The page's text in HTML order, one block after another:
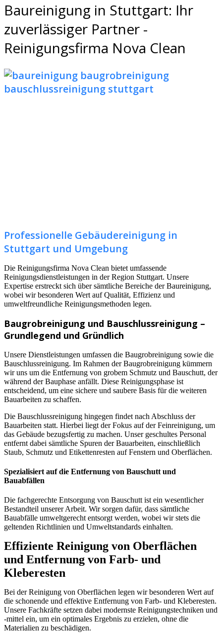
Baureinigung in Stuttgart: Ihr
zuverlässiger Partner -
Reinigungsfirma Nova Clean
Professionelle Gebäudereinigung in
Stuttgart und Umgebung
Die Reinigungsfirma Nova Clean bietet umfassende
Reinigungsdienstleistungen in der Region Stuttgart. Unsere
Expertise erstreckt sich über sämtliche Bereiche der Baureinigung,
wobei wir besonderen Wert auf Qualität, Effizienz und
umweltfreundliche Reinigungsmethoden legen.
Baugrobreinigung und Bauschlussreinigung –
Grundlegend und Gründlich
Unsere Dienstleistungen umfassen die Baugrobreinigung sowie die
Bauschlussreinigung. Im Rahmen der Baugrobreinigung kümmern
wir uns um die Entfernung von grobem Schmutz und Bauschutt, der
während der Bauphase anfällt. Diese Reinigungsphase ist
entscheidend, um eine sichere und saubere Basis für die weiteren
Bauarbeiten zu schaffen.
Die Bauschlussreinigung hingegen findet nach Abschluss der
Bauarbeiten statt. Hierbei liegt der Fokus auf der Feinreinigung, um
das Gebäude bezugsfertig zu machen. Unser geschultes Personal
entfernt dabei sämtliche Spuren der Bauarbeiten, einschließlich
Staub, Schmutz und Etikettenresten auf Fenstern und Oberflächen.
Spezialisiert auf die Entfernung von Bauschutt und
Bauabfällen
Die fachgerechte Entsorgung von Bauschutt ist ein wesentlicher
Bestandteil unserer Arbeit. Wir sorgen dafür, dass sämtliche
Bauabfälle umweltgerecht entsorgt werden, wobei wir stets die
geltenden Richtlinien und Umweltstandards einhalten.
Effiziente Reinigung von Oberflächen
und Entfernung von Farb- und
Kleberesten
Bei der Reinigung von Oberflächen legen wir besonderen Wert auf
die schonende und effektive Entfernung von Farb- und Kleberesten.
Unsere Fachkräfte setzen dabei modernste Reinigungstechniken und
-mittel ein, um ein optimales Ergebnis zu erzielen, ohne die
Materialien zu beschädigen.